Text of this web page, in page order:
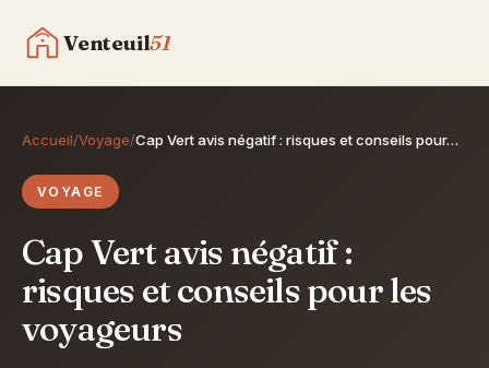
Venteuil51
Gastronomie
Voyage
Maison & Déco
Contact
Accueil/Voyage/Cap Vert avis négatif : risques et conseils pour…
VOYAGE
Cap Vert avis négatif :
risques et conseils pour les
voyageurs